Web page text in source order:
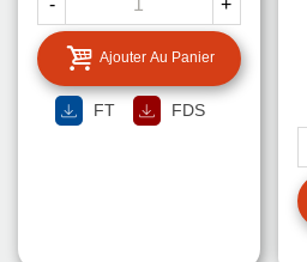
Ajouter Au Panier
FT FDS